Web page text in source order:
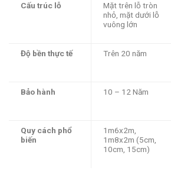
Cấu trúc lỗ
Mặt trên lỗ tròn
nhỏ, mặt dưới lỗ
vuông lớn
Độ bền thực tế Trên 20 năm
Bảo hành 10 – 12 Năm
Quy cách phổ
biến
1m6x2m,
1m8x2m (5cm,
10cm, 15cm)